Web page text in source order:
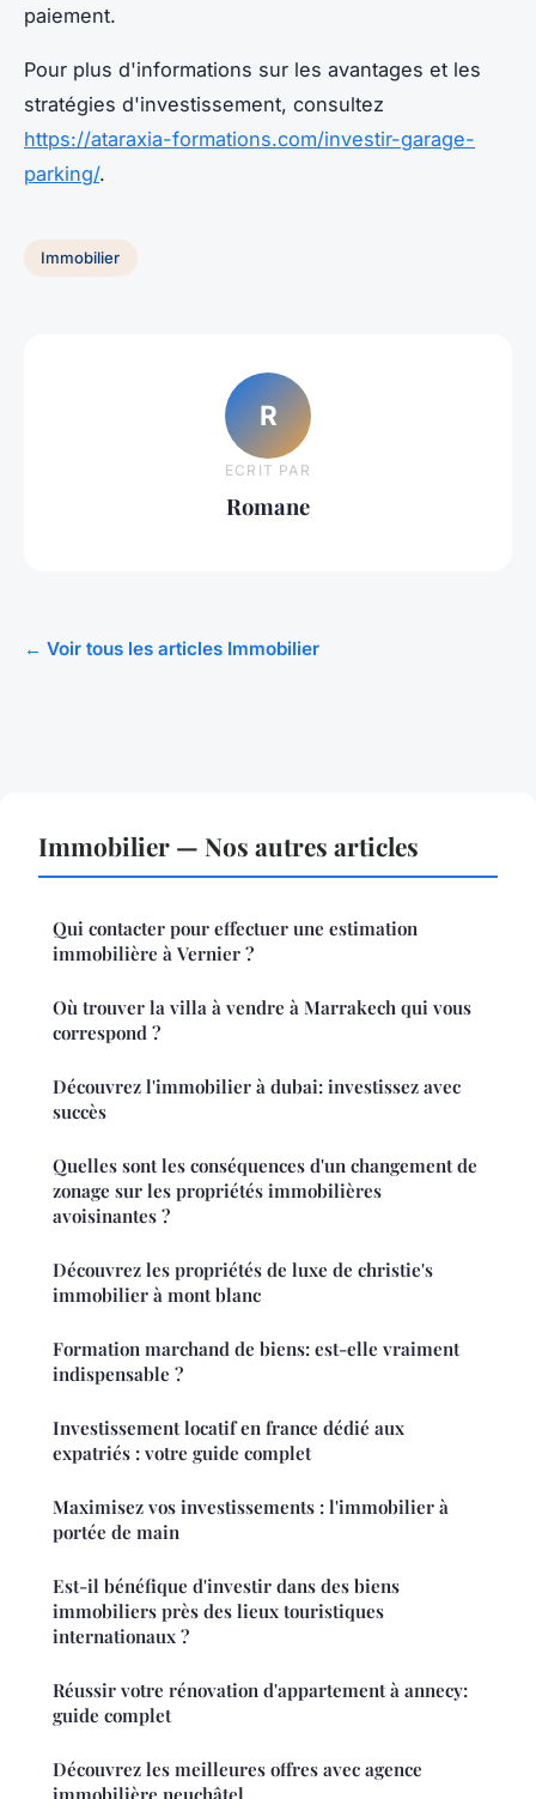
paiement.
Pour plus d'informations sur les avantages et les
stratégies d'investissement, consultez
https://ataraxia-formations.com/investir-garage-
parking/.
Immobilier
R
ECRIT PAR
Romane
← Voir tous les articles Immobilier
Immobilier — Nos autres articles
Qui contacter pour effectuer une estimation
immobilière à Vernier ?
Où trouver la villa à vendre à Marrakech qui vous
correspond ?
Découvrez l'immobilier à dubai: investissez avec
succès
Quelles sont les conséquences d'un changement de
zonage sur les propriétés immobilières
avoisinantes ?
Découvrez les propriétés de luxe de christie's
immobilier à mont blanc
Formation marchand de biens: est-elle vraiment
indispensable ?
Investissement locatif en france dédié aux
expatriés : votre guide complet
Maximisez vos investissements : l'immobilier à
portée de main
Est-il bénéfique d'investir dans des biens
immobiliers près des lieux touristiques
internationaux ?
Réussir votre rénovation d'appartement à annecy:
guide complet
Découvrez les meilleures offres avec agence
immobilière neuchâtel